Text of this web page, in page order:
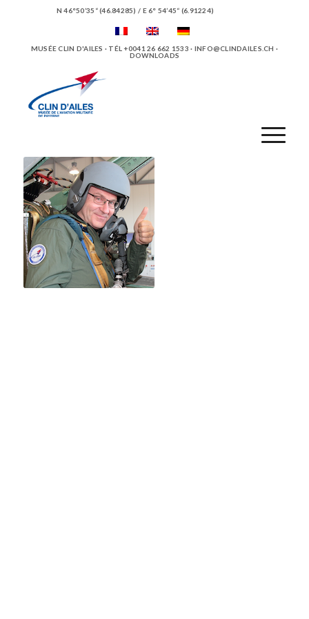
N 46°50’35“ (46.84285) / E 6° 54’45“ (6.91224)
MUSÉE CLIN D'AILES · TÉL +0041 26 662 1533 · INFO@CLINDAILES.CH ·
DOWNLOADS